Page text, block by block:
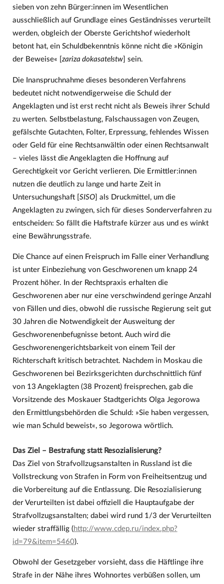
sieben von zehn Bürger:innen im Wesentlichen
ausschließlich auf Grundlage eines Geständnisses verurteilt
werden, obgleich der Oberste Gerichtshof wiederholt
betont hat, ein Schuldbekenntnis könne nicht die »Königin
der Beweise« [ zariza dokasatelstw] sein.
Die Inanspruchnahme dieses besonderen Verfahrens
bedeutet nicht notwendigerweise die Schuld der
Angeklagten und ist erst recht nicht als Beweis ihrer Schuld
zu werten. Selbstbelastung, Falschaussagen von Zeugen,
gefälschte Gutachten, Folter, Erpressung, fehlendes Wissen
oder Geld für eine Rechtsanwältin oder einen Rechtsanwalt
– vieles lässt die Angeklagten die Hoffnung auf
Gerechtigkeit vor Gericht verlieren. Die Ermittler:innen
nutzen die deutlich zu lange und harte Zeit in
Untersuchungshaft [ SISO] als Druckmittel, um die
Angeklagten zu zwingen, sich für dieses Sonderverfahren zu
entscheiden: So fällt die Haftstrafe kürzer aus und es winkt
eine Bewährungsstrafe.
Die Chance auf einen Freispruch im Falle einer Verhandlung
ist unter Einbeziehung von Geschworenen um knapp 24
Prozent höher. In der Rechtspraxis erhalten die
Geschworenen aber nur eine verschwindend geringe Anzahl
von Fällen und dies, obwohl die russische Regierung seit gut
30 Jahren die Notwendigkeit der Ausweitung der
Geschworenenbefugnisse betont. Auch wird die
Geschworenengerichtsbarkeit von einem Teil der
Richterschaft kritisch betrachtet. Nachdem in Moskau die
Geschworenen bei Bezirksgerichten durchschnittlich fünf
von 13 Angeklagten (38 Prozent) freisprechen, gab die
Vorsitzende des Moskauer Stadtgerichts Olga Jegorowa
den Ermittlungsbehörden die Schuld: »Sie haben vergessen,
wie man Schuld beweist«, so Jegorowa wörtlich.
Das Ziel – Bestrafung statt Resozialisierung?
Das Ziel von Strafvollzugsanstalten in Russland ist die
Vollstreckung von Strafen in Form von Freiheitsentzug und
die Vorbereitung auf die Entlassung. Die Resozialisierung
der Verurteilten ist dabei offiziell die Hauptaufgabe der
Strafvollzugsanstalten; dabei wird rund 1/3 der Verurteilten
wieder straffällig (http://www.cdep.ru/index.php?
id=79&item=5460).
Obwohl der Gesetzgeber vorsieht, dass die Häftlinge ihre
Strafe in der Nähe ihres Wohnortes verbüßen sollen, um